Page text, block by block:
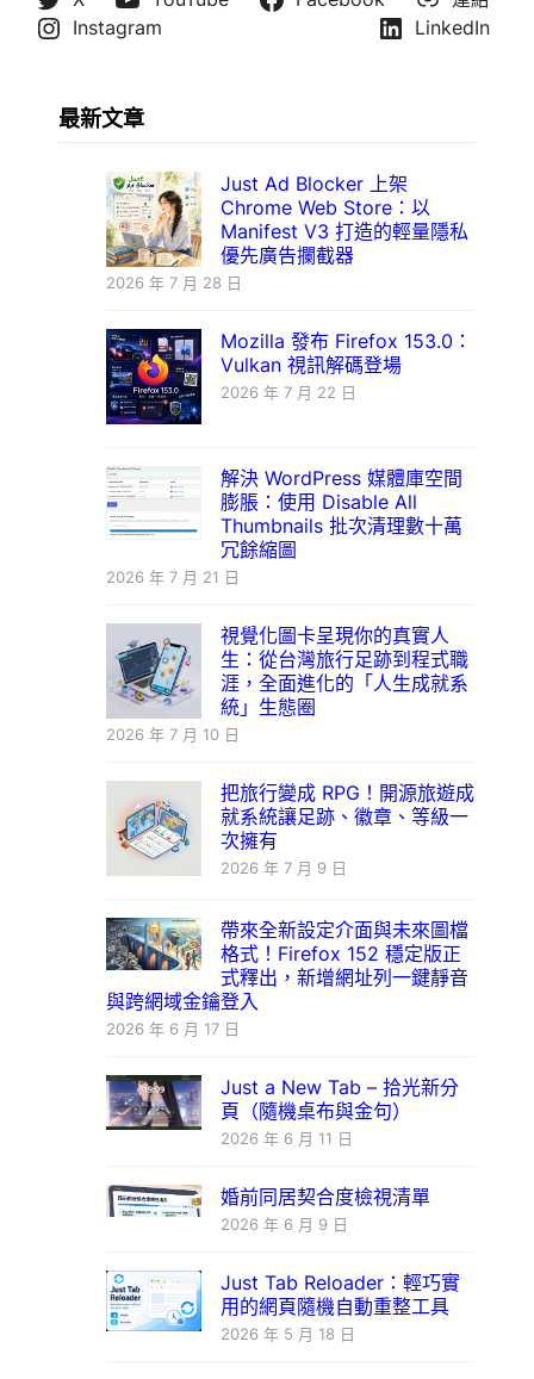
Instagram
LinkedIn
最新文章
Just Ad Blocker 上架
Chrome Web Store：以
Manifest V3 打造的輕量隱私
優先廣告攔截器
2026 年 7 月 28 日
Mozilla 發布 Firefox 153.0：
Vulkan 視訊解碼登場
2026 年 7 月 22 日
解決 WordPress 媒體庫空間
膨脹：使用 Disable All
Thumbnails 批次清理數十萬
冗餘縮圖
2026 年 7 月 21 日
視覺化圖卡呈現你的真實人
生：從台灣旅行足跡到程式職
涯，全面進化的「人生成就系
統」生態圈
2026 年 7 月 10 日
把旅行變成 RPG！開源旅遊成
就系統讓足跡、徽章、等級一
次擁有
2026 年 7 月 9 日
帶來全新設定介面與未來圖檔
格式！Firefox 152 穩定版正
式釋出，新增網址列一鍵靜音
與跨網域金鑰登入
2026 年 6 月 17 日
Just a New Tab – 拾光新分
頁（隨機桌布與金句）
2026 年 6 月 11 日
婚前同居契合度檢視清單
2026 年 6 月 9 日
Just Tab Reloader：輕巧實
用的網頁隨機自動重整工具
2026 年 5 月 18 日